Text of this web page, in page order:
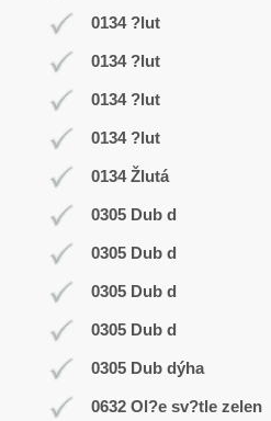
0134 ?lut
0134 ?lut
0134 ?lut
0134 ?lut
0134 Žlutá
0305 Dub d
0305 Dub d
0305 Dub d
0305 Dub d
0305 Dub dýha
0632 Ol?e sv?tle zelen